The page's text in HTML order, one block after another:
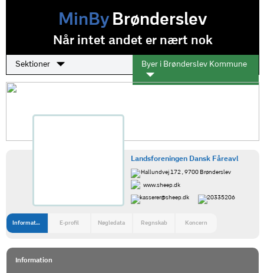
MinByBrønderslev
Når intet andet er nært nok
Sektioner Byer i Brønderslev Kommune
Landsforeningen Dansk Fåreavl
Hallundvej 172 , 9700 Brønderslev
www.sheep.dk
kasserer@sheep.dk
20335206
Information E-profil Nøgledata Regnskab Koncern
Information